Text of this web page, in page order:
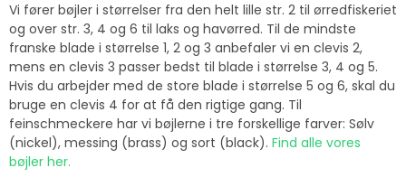
Vi fører bøjler i størrelser fra den helt lille str. 2 til ørredfiskeriet
og over str. 3, 4 og 6 til laks og havørred. Til de mindste
franske blade i størrelse 1, 2 og 3 anbefaler vi en clevis 2,
mens en clevis 3 passer bedst til blade i størrelse 3, 4 og 5.
Hvis du arbejder med de store blade i størrelse 5 og 6, skal du
bruge en clevis 4 for at få den rigtige gang. Til
feinschmeckere har vi bøjlerne i tre forskellige farver: Sølv
(nickel), messing (brass) og sort (black). Find alle vores
bøjler her.